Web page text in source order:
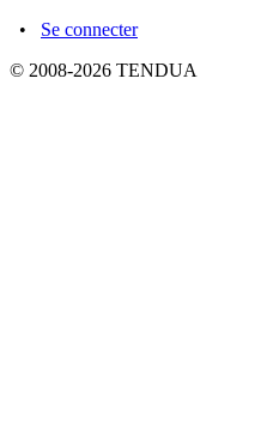
• Se connecter
© 2008-2026 TENDUA